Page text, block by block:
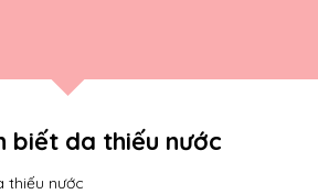
biết da thiếu nước
thiếu nước